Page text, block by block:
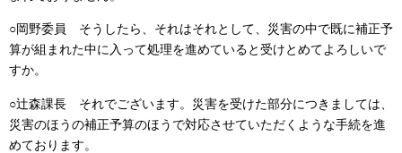
○岡野委員 そうしたら、それはそれとして、災害の中で既に補正予
算が組まれた中に入って処理を進めていると受けとめてよろしいで
すか。
○辻森課長 それでございます。災害を受けた部分につきましては、
災害のほうの補正予算のほうで対応させていただくような手続を進
めております。